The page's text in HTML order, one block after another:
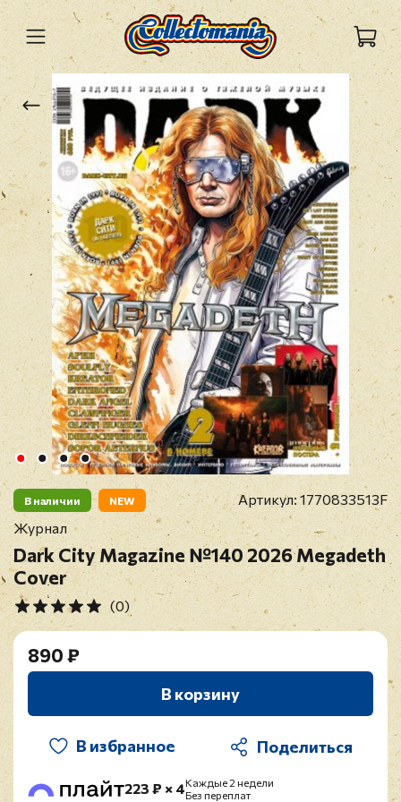
В наличии NEW Артикул: 1770833513F
Журнал
Dark City Magazine №140 2026 Megadeth
Cover
(0)
890 ₽
В корзину
В избранное
223 ₽ × 4Каждые 2 недели
Без переплат